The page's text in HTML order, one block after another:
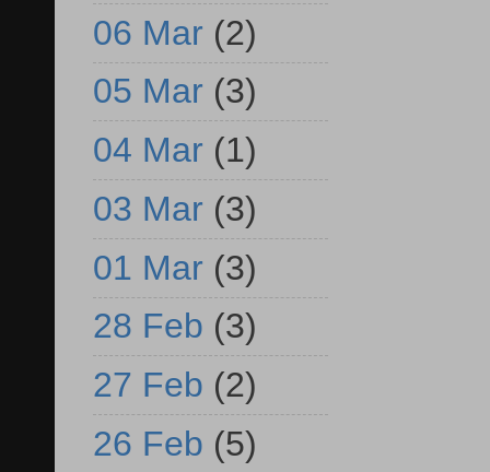
06 Mar (2)
05 Mar (3)
04 Mar (1)
03 Mar (3)
01 Mar (3)
28 Feb (3)
27 Feb (2)
26 Feb (5)